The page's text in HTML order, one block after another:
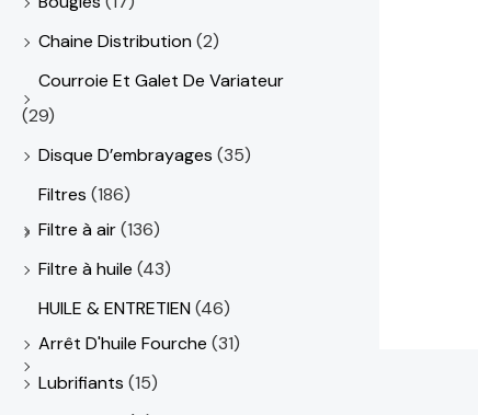
Chaine Distribution(2)
Courroie Et Galet De Variateur
(29)
Disque D’embrayages (35)
Filtres (186)
Filtre à air(136)
Filtre à huile (43)
HUILE & ENTRETIEN(46)
Arrêt D'huile Fourche (31)
Lubrifiants (15)
م
.
.
م
.
.